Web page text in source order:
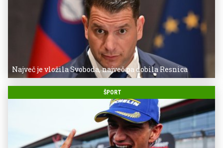
Največ je vložila Svoboda, največ pa dobila Resnica
ŠPORT